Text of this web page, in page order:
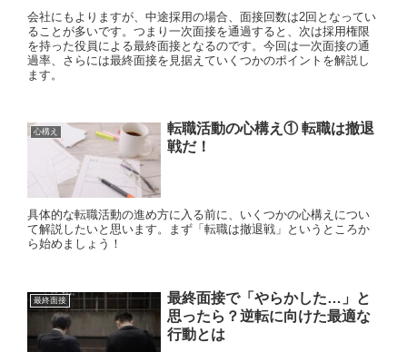
会社にもよりますが、中途採用の場合、面接回数は2回となってい
ることが多いです。つまり一次面接を通過すると、次は採用権限
を持った役員による最終面接となるのです。今回は一次面接の通
過率、さらには最終面接を見据えていくつかのポイントを解説し
ます。
心構え
転職活動の心構え① 転職は撤退
戦だ！
具体的な転職活動の進め方に入る前に、いくつかの心構えについ
て解説したいと思います。まず「転職は撤退戦」というところか
ら始めましょう！
最終面接
最終面接で「やらかした…」と
思ったら？逆転に向けた最適な
行動とは